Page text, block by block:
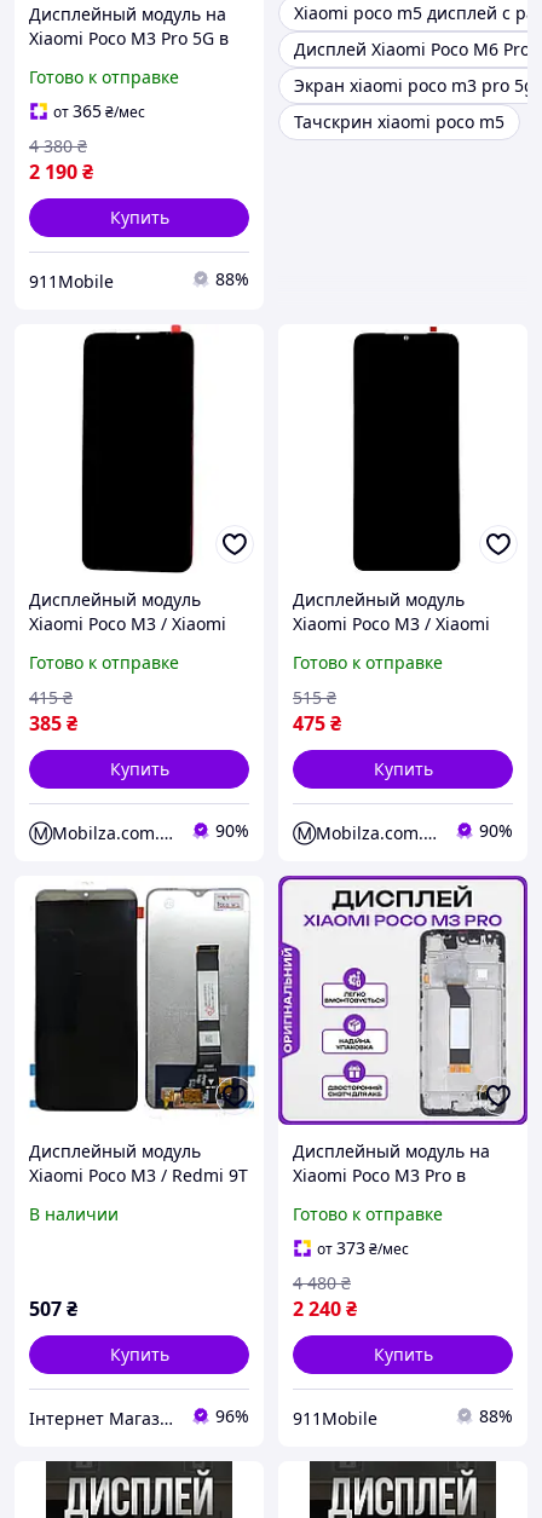
Дисплейный модуль на
Xiaomi Poco M3 Pro 5G в
качества на Ксиоми Поко
М3 Про
Готово к отправке
от365₴/мес
2 190₴
4 380 ₴
Купить
911Mobile 88%
Xiaomi poco m5 дисплей с
Дисплей Xiaomi Poco M6 Pro
Экран xiaomi poco m3 pro 5g
Тачскрин xiaomi poco m5
Дисплейный модуль
Xiaomi Poco M3 / Xiaomi
Готово к отправке
385₴
415 ₴
Купить
Ⓜ️Mobilza.com.ua 90%
Дисплейный модуль
Xiaomi Poco M3 / Xiaomi
Готово к отправке
475₴
515 ₴
Купить
Ⓜ️Mobilza.com.ua 90%
Дисплейный модуль
Xiaomi Poco M3 / Redmi 9T
В наличии
507₴
Купить
Інтернет Магазин "max-it.com.ua" 96%
Дисплейный модуль на
Xiaomi Poco M3 Pro в
качества на Ксиоми Поко
М3 Про
Готово к отправке
от373₴/мес
2 240₴
4 480 ₴
Купить
911Mobile 88%